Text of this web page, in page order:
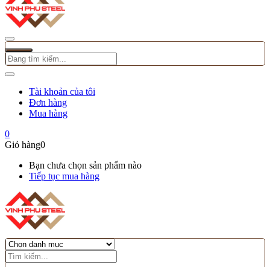
Tài khoản của tôi
Đơn hàng
Mua hàng
0
Giỏ hàng0
Bạn chưa chọn sản phẩm nào
Tiếp tục mua hàng